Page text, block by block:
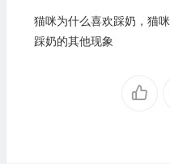
猫咪为什么喜欢踩奶，猫咪
踩奶的其他现象